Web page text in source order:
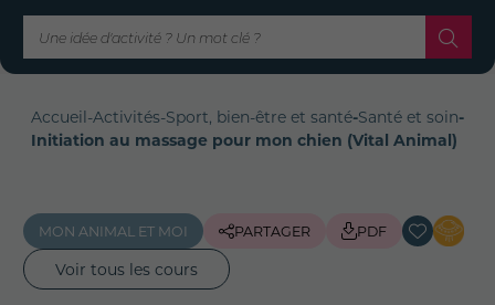
Accueil-Activités-Sport, bien-être et santé-Santé et soin-
Initiation au massage pour mon chien (Vital Animal)
MON ANIMAL ET MOI PARTAGER PDF
Voir tous les cours